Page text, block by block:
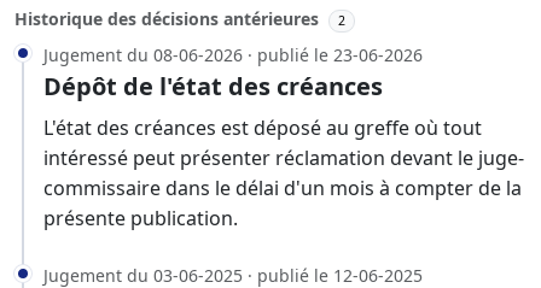
Historique des décisions antérieures 2
Jugement du 08-06-2026 · publié le 23-06-2026
Dépôt de l'état des créances
L'état des créances est déposé au greffe où tout
intéressé peut présenter réclamation devant le juge-
commissaire dans le délai d'un mois à compter de la
présente publication.
Jugement du 03-06-2025 · publié le 12-06-2025